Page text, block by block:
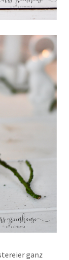
ganz